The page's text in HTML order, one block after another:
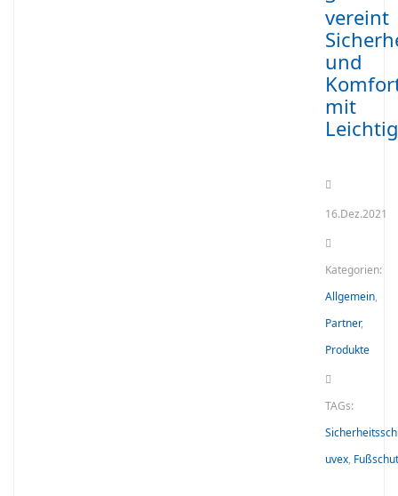
vereint
und
mit
16.Dez.2021
Kategorien:
Allgemein,
Partner,
Produkte
TAGs:
uvex,